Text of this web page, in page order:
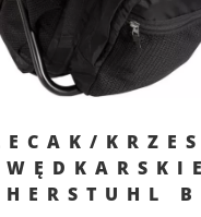
WĘDKARSKIE